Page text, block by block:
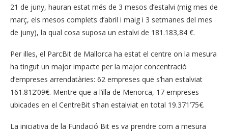
21 de juny, hauran estat més de 3 mesos d’estalvi (mig mes de
març, els mesos complets d’abril i maig i 3 setmanes del mes
de juny), la qual cosa suposa un estalvi de 181.183,84 €.
Per illes, el ParcBit de Mallorca ha estat el centre on la mesura
ha tingut un major impacte per la major concentració
d’empreses arrendatàries: 62 empreses que s’han estalviat
161.812’09€. Mentre que a l’illa de Menorca, 17 empreses
ubicades en el CentreBit s’han estalviat en total 19.371’75€.
La iniciativa de la Fundació Bit es va prendre com a mesura